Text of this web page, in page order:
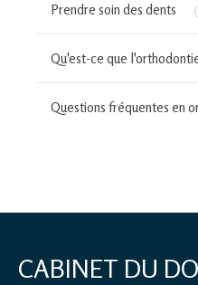
Prendre soin des dents
Qu'est-ce que
Questions fréquentes en
CABINET DU